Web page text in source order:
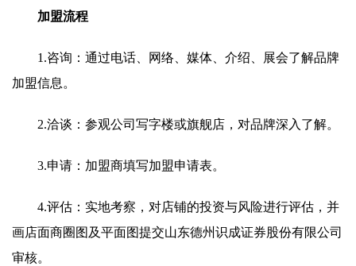
加盟流程
1.咨询：通过电话、网络、媒体、介绍、展会了解品牌
加盟信息。
2.洽谈：参观公司写字楼或旗舰店，对品牌深入了解。
3.申请：加盟商填写加盟申请表。
4.评估：实地考察，对店铺的投资与风险进行评估，并
画店面商圈图及平面图提交山东德州识成证券股份有限公司
审核。